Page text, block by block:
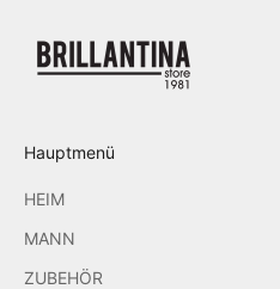
Hauptmenü
HEIM
MANN
ZUBEHÖR